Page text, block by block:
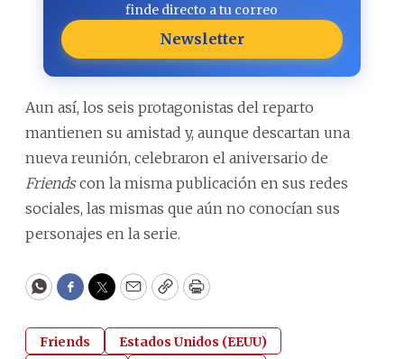
finde directo a tu correo
Newsletter
Aun así, los seis protagonistas del reparto
mantienen su amistad y, aunque descartan una
nueva reunión, celebraron el aniversario de
Friendscon la misma publicación en sus redes
sociales, las mismas que aún no conocían sus
personajes en la serie.
WhatsApp
Facebook
Twitter
EmailCopyPrint
Friends
Estados Unidos (EEUU)